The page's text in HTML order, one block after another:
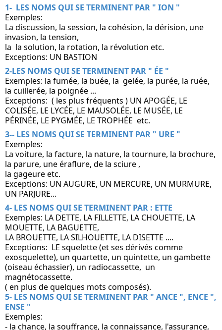
1-  LES NOMS QUI SE TERMINENT PAR " ION "
Exemples:
La discussion, la session, la cohésion, la dérision, une
invasion, la tension,
la  la solution, la rotation, la révolution etc.
Exceptions: UN BASTION
2-LES NOMS QUI SE TERMINENT PAR " ÉE "
Exemples: la fumée, la buée, la  gelée, la purée, la ruée,
la cuillerée, la poignée ...
Exceptions:  ( les plus fréquents ) UN APOGÉE, LE
COLISÉE, LE LYCÉE, LE MAUSOLÉE, LE MUSÉE, LE
PÉRINÉE, LE PYGMÉE, LE TROPHÉE  etc.
3-- LES NOMS QUI SE TERMINENT PAR " URE "
Exemples:
La voiture, la facture, la nature, la tournure, la brochure,
la parure, une éraflure, de la sciure ,
la gageure etc.
Exceptions: UN AUGURE, UN MERCURE, UN MURMURE,
UN PARJURE...
4- LES NOMS QUI SE TERMINENT PAR : ETTE
Exemples: LA DETTE, LA FILLETTE, LA CHOUETTE, LA
MOUETTE, LA BAGUETTE,
LA BROUETTE, LA SILHOUETTE, LA DISETTE ....
Exceptions:  LE squelette (et ses dérivés comme
exosquelette), un quartette, un quintette, un gambette
(oiseau échassier), un radiocassette,  un
magnétocassette.
( en plus de quelques mots composés).
5- LES NOMS QUI SE TERMINENT PAR " ANCE ", ENCE ",
ENSE "
Exemples:
- la chance, la souffrance, la connaissance, l'assurance,